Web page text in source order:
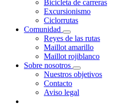
Bicicleta de carreras
Excursionismo
Ciclorrutas
Comunidad
Reyes de las rutas
Maillot amarillo
Maillot rojiblanco
Sobre nosotros
Nuestros objetivos
Contacto
Aviso legal